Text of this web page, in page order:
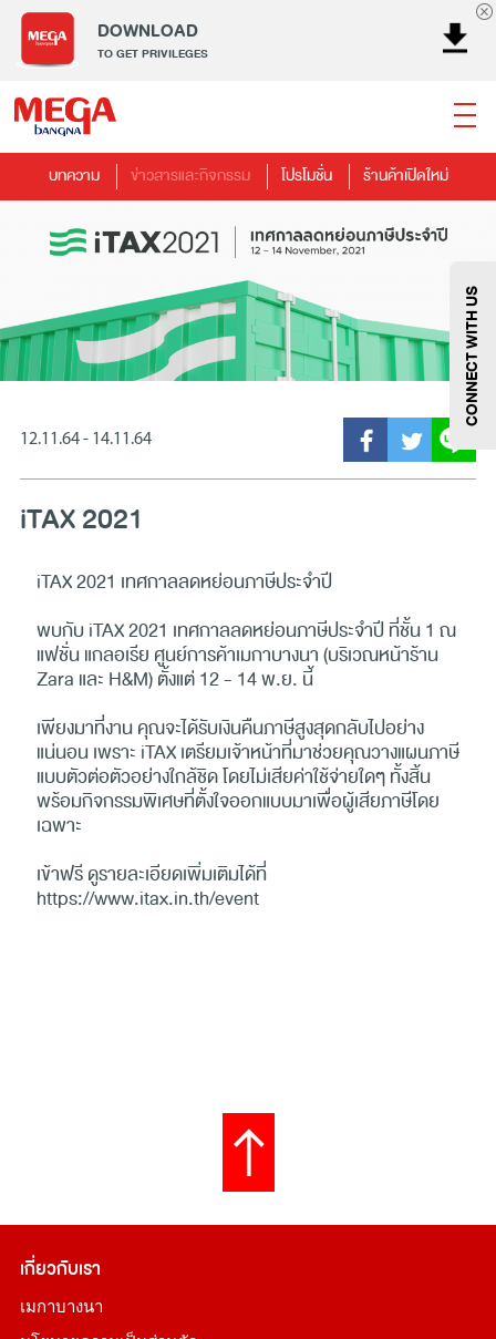
DOWNLOAD
TO GET PRIVILEGES
ธนาคาร ร้านอาหาร เอ็นเตอร์เทนเม้นท์
แฟชั่น
เครื่องประดับ
การตกแต่งบ้าน แม่และเด็ก
ไลฟ์สไตล์
บริการ
เมกา สมาร์ท คิดส์ กีฬา
ซูเปอร์มาร์เก็ต
แกดเจ็ตและเทคโนโลยี
สุขภาพและความงาม
แฟชั่น @Megabangna
CONNECT WITH US
บทความ ข่าวสารและกิจกรรม โปรโมชั่น ร้านค้าเปิดใหม่
12.11.64 - 14.11.64
iTAX 2021
iTAX 2021 เทศกาลลดหย่อนภาษีประจำปี
พบกับ iTAX 2021 เทศกาลลดหย่อนภาษีประจำปี ที่ชั้น 1 ณ
แฟชั่น แกลอเรีย ศูนย์การค้าเมกาบางนา (บริเวณหน้าร้าน
Zara และ H&M) ตั้งแต่ 12 - 14 พ.ย. นี้
เพียงมาที่งาน คุณจะได้รับเงินคืนภาษีสูงสุดกลับไปอย่าง
แน่นอน เพราะ iTAX เตรียมเจ้าหน้าที่มาช่วยคุณวางแผนภาษี
แบบตัวต่อตัวอย่างใกล้ชิด โดยไม่เสียค่าใช้จ่ายใดๆ ทั้งสิ้น
พร้อมกิจกรรมพิเศษที่ตั้งใจออกแบบมาเพื่อผู้เสียภาษีโดย
เฉพาะ
เข้าฟรี ดูรายละเอียดเพิ่มเติมได้ที่
https://www.itax.in.th/event
เกี่ยวกับเรา
เมกาบางนา